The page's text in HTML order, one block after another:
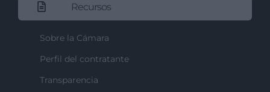
Recursos
Sobre la Cámara
Perfil del contratante
Transparencia